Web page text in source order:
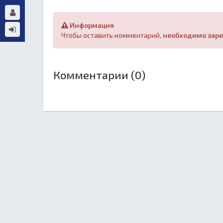
Информация
Чтобы оставить комментарий, необходимо
Комментарии (0)